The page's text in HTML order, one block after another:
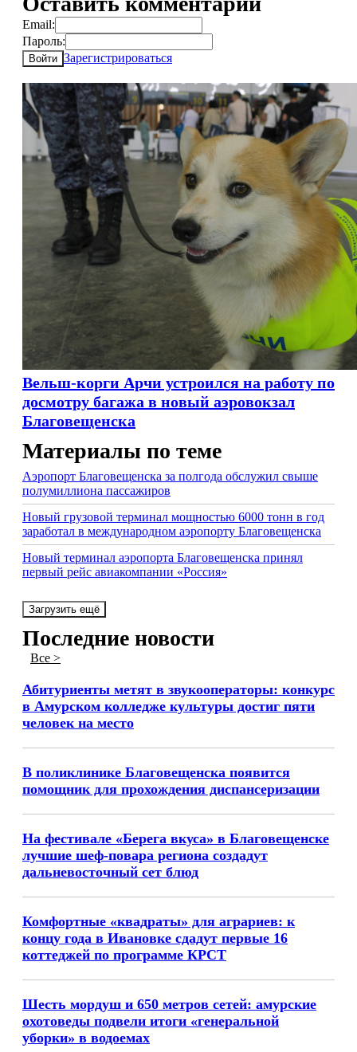
Email:
Пароль:
Войти Зарегистрироваться
Вельш-корги Арчи устроился на работу по
досмотру багажа в новый аэровокзал
Благовещенска
Материалы по теме
Аэропорт Благовещенска за полгода обслужил свыше
полумиллиона пассажиров
Новый грузовой терминал мощностью 6000 тонн в год
заработал в международном аэропорту Благовещенска
Новый терминал аэропорта Благовещенска принял
первый рейс авиакомпании «Россия»
Загрузить ещё
Последние новости
Все >
Абитуриенты метят в звукооператоры: конкурс
в Амурском колледже культуры достиг пяти
человек на место
В поликлинике Благовещенска появится
помощник для прохождения диспансеризации
На фестивале «Берега вкуса» в Благовещенске
лучшие шеф-повара региона создадут
дальневосточный сет блюд
Комфортные «квадраты» для аграриев: к
концу года в Ивановке сдадут первые 16
коттеджей по программе КРСТ
Шесть мордуш и 650 метров сетей: амурские
охотоведы подвели итоги «генеральной
уборки» в водоемах